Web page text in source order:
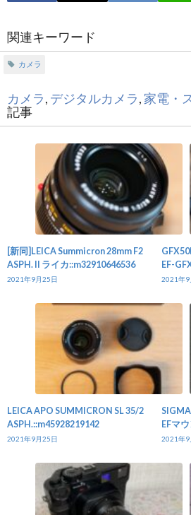
関連キーワード
カメラ
カメラ, デジタルカメラ, 家電・
記事
[新同]LEICA Summicron 28mm F2
ASPH. II ライカ::m32910646536
2021年9月25日
EF-
2021年9
LEICA APO SUMMICRON SL 35/2
ASPH.::m45928219142
2021年9月25日
EFマ
2021年9